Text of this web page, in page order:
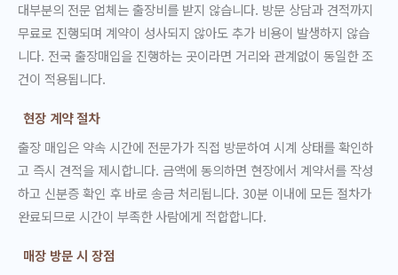
대부분의 전문 업체는 출장비를 받지 않습니다. 방문 상담과 견적까지
무료로 진행되며 계약이 성사되지 않아도 추가 비용이 발생하지 않습
니다. 전국 출장매입을 진행하는 곳이라면 거리와 관계없이 동일한 조
건이 적용됩니다.
현장 계약 절차
출장 매입은 약속 시간에 전문가가 직접 방문하여 시계 상태를 확인하
고 즉시 견적을 제시합니다. 금액에 동의하면 현장에서 계약서를 작성
하고 신분증 확인 후 바로 송금 처리됩니다. 30분 이내에 모든 절차가
완료되므로 시간이 부족한 사람에게 적합합니다.
매장 방문 시 장점